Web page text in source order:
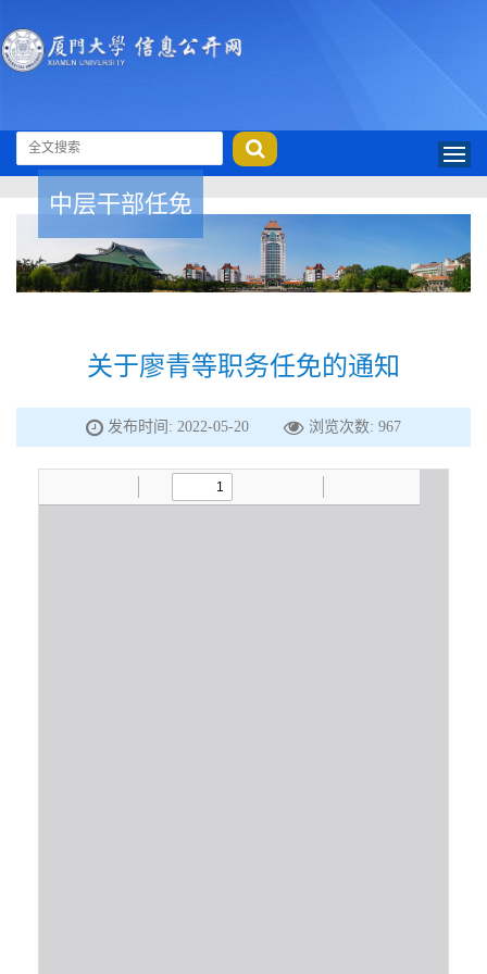
中层干部任免
关于廖青等职务任免的通知
发布时间: 2022-05-20 浏览次数: 967